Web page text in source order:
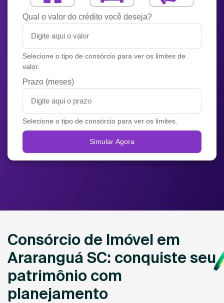
Qual o valor do crédito você deseja?
Selecione o tipo de consórcio para ver os limites de
valor.
Prazo (meses)
Selecione o tipo de consórcio para ver os limites.
Simular Agora
Consórcio de Imóvel em
Araranguá SC: conquiste seu
patrimônio com
planejamento